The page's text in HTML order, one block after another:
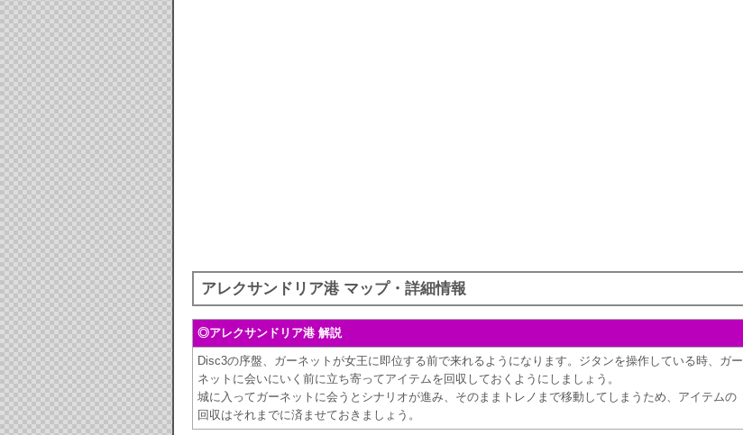
アレクサンドリア港 マップ・詳細情報
◎アレクサンドリア港 解説
Disc3の序盤、ガーネットが女王に即位する前で来れるようになります。ジタンを操作している時、ガー
ネットに会いにいく前に立ち寄ってアイテムを回収しておくようにしましょう。
城に入ってガーネットに会うとシナリオが進み、そのままトレノまで移動してしまうため、アイテムの
回収はそれまでに済ませておきましょう。